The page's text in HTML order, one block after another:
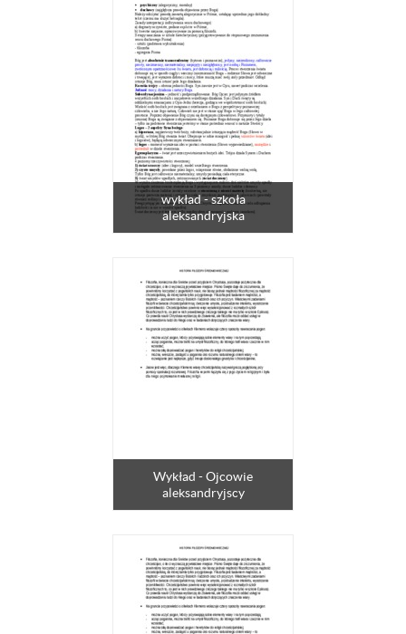
wykład - szkoła
aleksandryjska
Wykład - Ojcowie
aleksandryjscy